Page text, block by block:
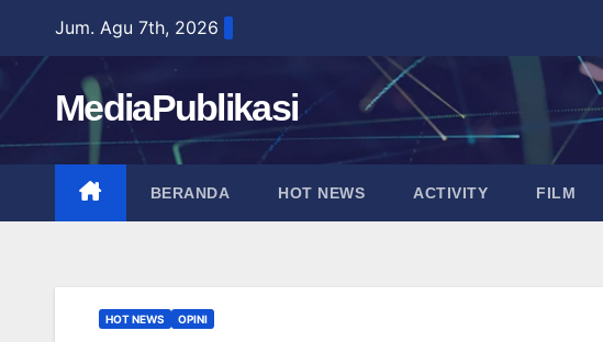
content
Jum. Agu 7th, 2026
MediaPublikasi
BERANDA HOT NEWS ACTIVITY FILM
HOT NEWS OPINI